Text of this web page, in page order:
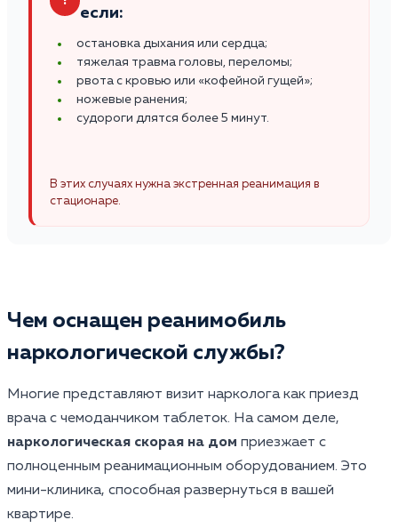
если:
остановка дыхания или сердца;
тяжелая травма головы, переломы;
рвота с кровью или «кофейной гущей»;
ножевые ранения;
судороги длятся более 5 минут.
В этих случаях нужна экстренная реанимация в
стационаре.
Чем оснащен реанимобиль
наркологической службы?
Многие представляют визит нарколога как приезд
врача с чемоданчиком таблеток. На самом деле,
наркологическая скорая на дом приезжает с
полноценным реанимационным оборудованием. Это
мини-клиника, способная развернуться в вашей
квартире.